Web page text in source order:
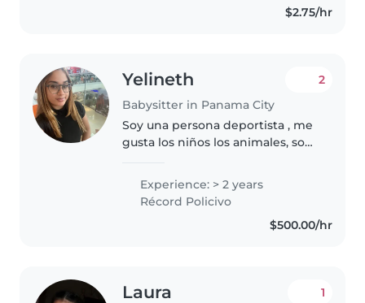
$2.75/hr
Yelineth
Babysitter in Panama City
2
Soy una persona deportista , me
gusta los niños los animales, soy
Aparte de eso estudios
criminalistica una oportunidad
que tengo y de salir adelante..
Experience: > 2 years
Récord Policivo
$500.00/hr
Laura 1